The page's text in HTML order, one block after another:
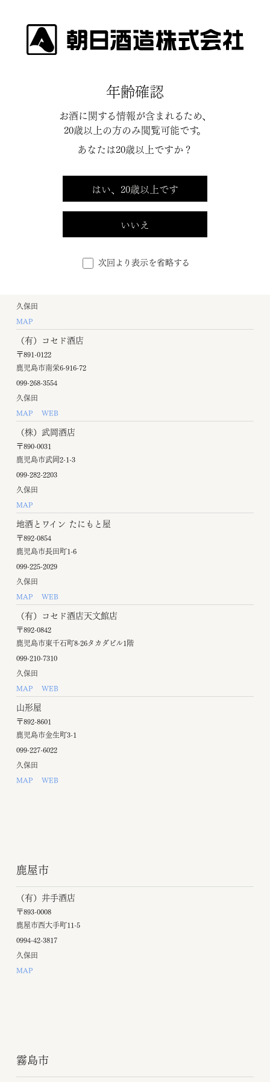
鹿児島県の販売店一覧
市区町村選択
久保田
MAP
（有）コセド酒店
〒891-0122
鹿児島市南栄6-916-72
099-268-3554
久保田
MAP
WEB
（株）武岡酒店
〒890-0031
鹿児島市武岡2-1-3
099-282-2203
久保田
MAP
地酒とワイン たにもと屋
〒892-0854
鹿児島市長田町1-6
099-225-2029
久保田
MAP
WEB
（有）コセド酒店天文館店
〒892-0842
鹿児島市東千石町8-26タカダビル1階
099-210-7310
久保田
MAP
WEB
山形屋
〒892-8601
鹿児島市金生町3-1
099-227-6022
久保田
MAP
WEB
鹿屋市
（有）井手酒店
〒893-0008
鹿屋市西大手町11-5
0994-42-3817
久保田
MAP
霧島市
年齢確認
お酒に関する情報が含まれるため、
20歳以上の方のみ閲覧可能です。
あなたは20歳以上ですか？
はい、20歳以上です
いいえ
次回より表示を省略する